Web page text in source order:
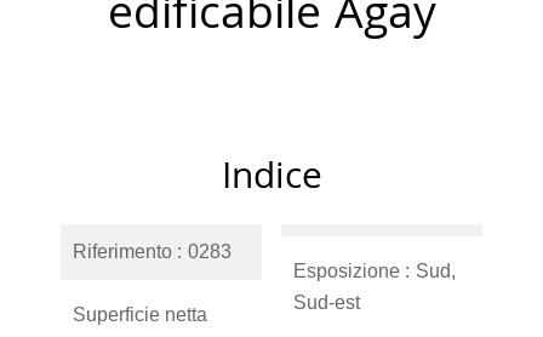
edificabile Agay
Indice
Riferimento 0283
Superficie netta
Esposizione
Sud,
Sud-est